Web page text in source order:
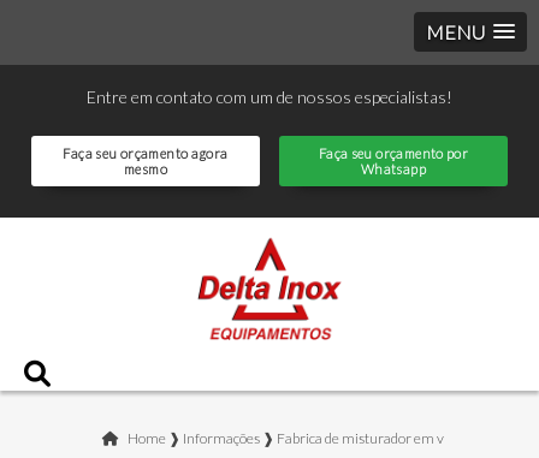
MENU
Entre em contato com um de nossos especialistas!
Faça seu orçamento agora
mesmo
Faça seu orçamento por
Whatsapp
Home ❱ Informações ❱ Fabrica de misturador em v